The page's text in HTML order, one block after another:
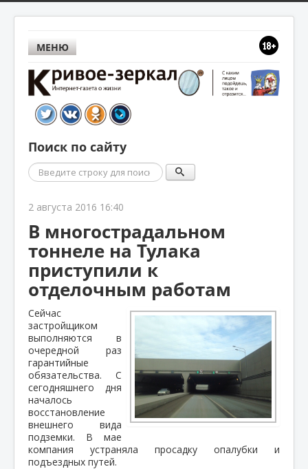
МЕНЮ
Поиск по сайту
Поиск
2 августа 2016 16:40
В многострадальном
тоннеле на Тулака
приступили к
отделочным работам
Сейчас
застройщиком
выполняются в
очередной раз
гарантийные
обязательства. С
сегодняшнего дня
началось
восстановление
внешнего вида
подземки. В мае
компания устраняла просадку опалубки и
подъездных путей.